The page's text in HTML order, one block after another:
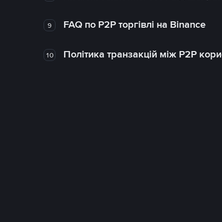
9 FAQ по P2P торгівлі на Binance
10 Політика транзакцій між P2P